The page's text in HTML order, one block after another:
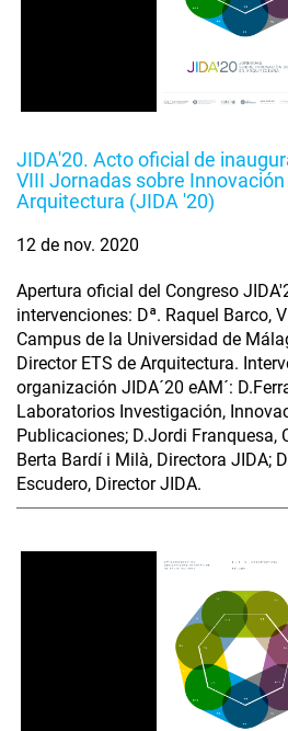
JIDA'20. Acto oficial de
VIII Jornadas sobre
Arquitectura (JIDA '20)
12 de nov. 2020
Apertura oficial del Congreso
intervenciones: Dª. Raquel Barco,
Campus de la Universidad de
Director ETS de Arquitectura.
organización JIDA´20 eAM´:
Laboratorios Investigación,
Publicaciones; D.Jordi Franquesa,
Berta Bardí i Milà, Directora JIDA;
Escudero, Director JIDA.